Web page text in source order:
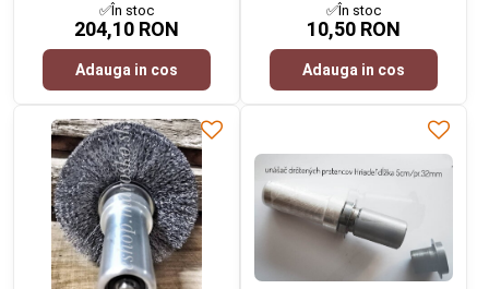
✅În stoc
204,10 RON
Adauga in cos
✅În stoc
10,50 RON
Adauga in cos